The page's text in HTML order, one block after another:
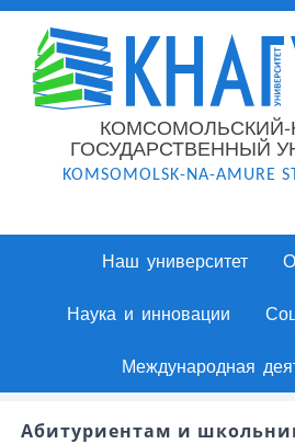
КОМСОМОЛЬСКИЙ-
ГОСУДАРСТВЕННЫЙ
KOMSOMOLSK-NA-AMURE
Наш университет
Наука и инновации
Международная
Абитуриентам и